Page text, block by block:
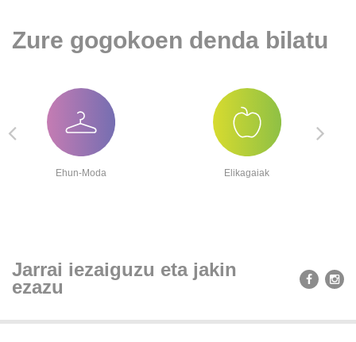
Zure gogokoen denda bilatu
Ehun-Moda Elikagaiak
Jarrai iezaiguzu eta jakin
ezazu